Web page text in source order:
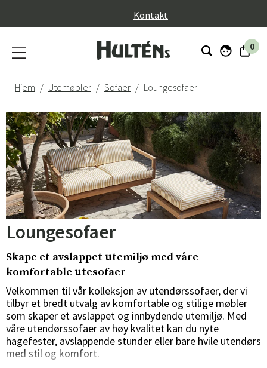
Kontakt
0
Hjem Utemøbler Sofaer Loungesofaer
Loungesofaer
Skape et avslappet utemiljø med våre
komfortable utesofaer
Velkommen til vår kolleksjon av utendørssofaer, der vi
tilbyr et bredt utvalg av komfortable og stilige møbler
som skaper et avslappet og innbydende utemiljø. Med
våre utendørssofaer av høy kvalitet kan du nyte
hagefester, avslappende stunder eller bare hvile utendørs
med stil og komfort.